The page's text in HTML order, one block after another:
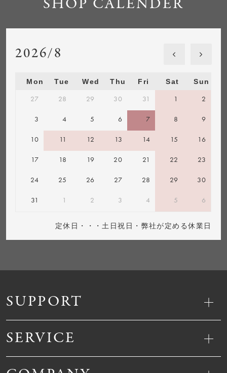
SUPPORT
SERVICE
SHOP CALENDER
2026/8
Mon Tue Wed Thu Fri Sat Sun
27 28 29 30 31 1 2
3 4 5 6 7 8 9
10 11 12 13 14 15 16
17 18 19 20 21 22 23
24 25 26 27 28 29 30
31 1 2 3 4 5 6
定休日・・・土日祝日・弊社が定める休業日